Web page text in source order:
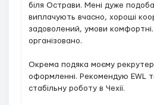
біля Острави. Мені дуже
виплачують вчасно, хороші
задоволений, умови
організовано.
Окрема подяка моєму
оформленні. Рекомендую EWL
стабільну роботу в Чехії.